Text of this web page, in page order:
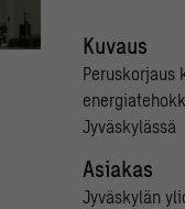
Kuvaus
Peruskorjaus
Jyväskylässä
Asiakas
Jyväskylän